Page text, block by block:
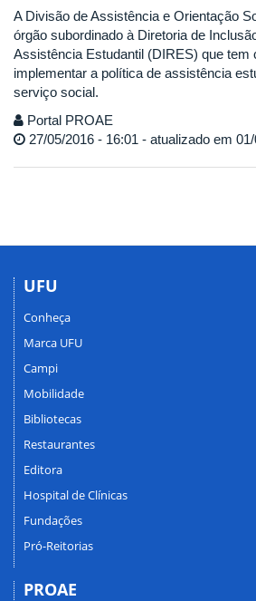
A Divisão de Assistência e Orientação
órgão subordinado à Diretoria de
Assistência Estudantil (DIRES) que tem
implementar a política de assistência
serviço social.
Portal PROAE
27/05/2016 - 16:01 - atualizado em
UFU
Conheça
Marca UFU
Campi
Mobilidade
Bibliotecas
Restaurantes
Editora
Hospital de Clínicas
Fundações
Pró-Reitorias
PROAE